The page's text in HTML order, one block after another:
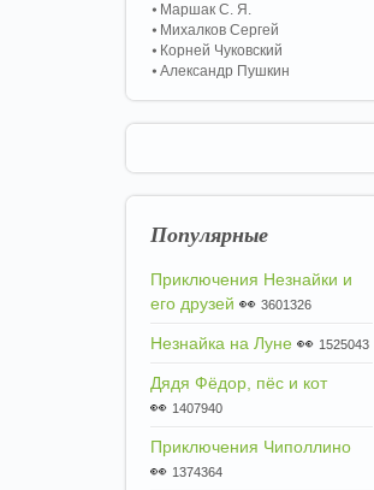
Маршак С. Я.
Михалков Сергей
Корней Чуковский
Александр Пушкин
Популярные
Приключения Незнайки и
его друзей 👀 3601326
Незнайка на Луне 👀 1525043
Дядя Фёдор, пёс и кот
👀 1407940
Приключения Чиполлино
👀 1374364